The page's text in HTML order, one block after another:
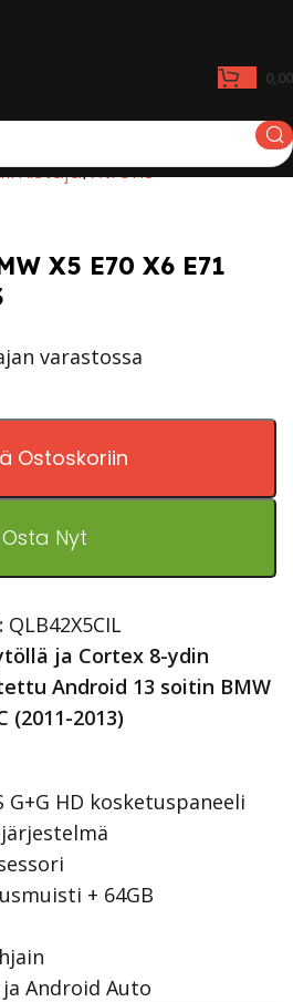
Xtrons
X5 E70 X6 E71
varastossa
Ostoskoriin
Osta Nyt
QLB42X5CIL
ja Cortex 8-ydin
Android 13 soitin BMW
(2011-2013)
G+G HD kosketuspaneeli
+ 64GB
Android Auto